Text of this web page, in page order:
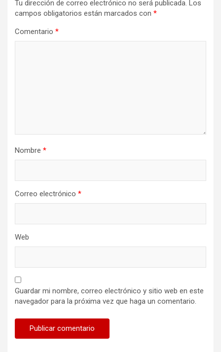
Tu dirección de correo electrónico no será publicada. Los
campos obligatorios están marcados con *
Comentario *
Nombre *
Correo electrónico *
Web
Guardar mi nombre, correo electrónico y sitio web en este
navegador para la próxima vez que haga un comentario.